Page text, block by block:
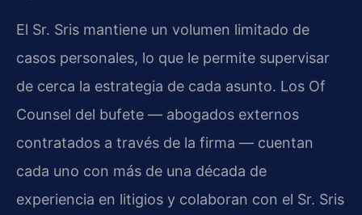
El Sr. Sris mantiene un volumen limitado de
casos personales, lo que le permite supervisar
de cerca la estrategia de cada asunto. Los Of
Counsel del bufete — abogados externos
contratados a través de la firma — cuentan
cada uno con más de una década de
experiencia en litigios y colaboran con el Sr. Sris